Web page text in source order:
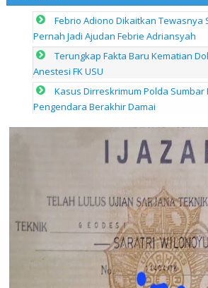
Febrio Adiono Dikaitkan Tewasnya
Pernah Jadi Ajudan Febrie Adriansyah
Terungkap Fakta Baru Kematian
Anestesi FK USU
Kasus Dirreskrimum Polda Sumbar
Pengendara Berakhir Damai